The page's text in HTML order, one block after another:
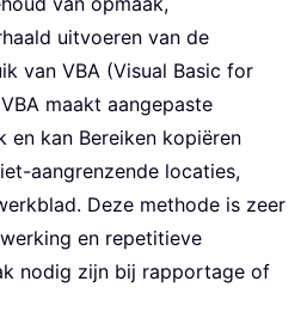
uitvoeren van de
van VBA (Visual Basic for
maakt aangepaste
en kan Bereiken kopiëren
aangrenzende locaties,
Deze methode is zeer
en repetitieve
nodig zijn bij rapportage of